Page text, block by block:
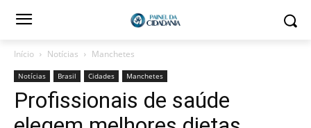
Início Notícias Manchetes
Notícias Brasil Cidades Manchetes
Profissionais de saúde